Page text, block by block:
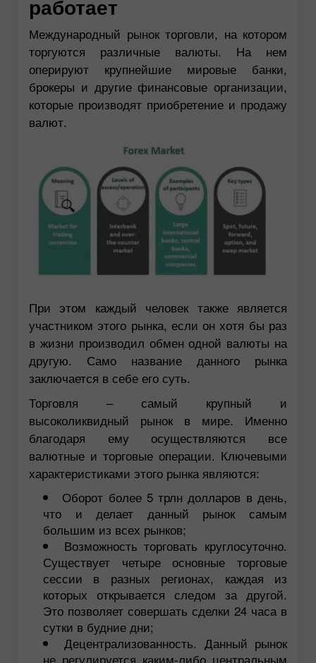
работает
Международный рынок торговли, на котором
торгуются различные валюты. На нем
оперируют крупнейшие мировые банки,
брокеры и другие финансовые организации,
которые производят приобретение и продажу
валют.
При этом каждый человек также является
участником этого рынка, если он хотя бы раз
в жизни производил обмен одной валюты на
другую. Само название данного рынка
заключается в себе его суть.
Торговля – самый крупный и
высоколиквидный рынок в мире. Именно
благодаря ему осуществляются все
валютные и торговые операции. Ключевыми
характеристиками этого рынка являются:
Оборот более 5 трлн долларов в день,
что и делает данный рынок самым
большим из всех рынков;
Возможность торговать круглосуточно.
Существует четыре основные торговые
сессии в разных регионах, каждая из
которых открывается следом за другой.
Это позволяет совершать сделки 24 часа в
сутки в будние дни;
Децентрализованность. Данный рынок
не регулируется каким-либо центральным